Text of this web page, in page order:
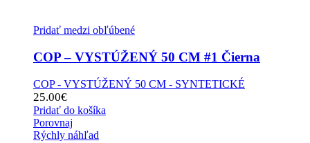
Pridať medzi obľúbené
COP – VYSTÚŽENÝ 50 CM #1 Čierna
COP - VYSTÚŽENÝ 50 CM - SYNTETICKÉ
25.00€
Pridať do košíka
Porovnaj
Rýchly náhľad